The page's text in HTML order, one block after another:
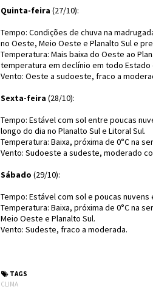
Quinta-feira (27/10):
Tempo: Condições de chuva na
no Oeste, Meio Oeste e Planalto Sul e
Temperatura: Mais baixa do Oeste ao
temperatura em declínio em todo Estado
Vento: Oeste a sudoeste, fraco a
Sexta-feira (28/10):
Tempo: Estável com sol entre poucas
longo do dia no Planalto Sul e Litoral Sul.
Temperatura: Baixa, próxima de 0°C na
Vento: Sudoeste a sudeste, moderado
Sábado (29/10):
Tempo: Estável com sol e poucas nuvens
Temperatura: Baixa, próxima de 0°C na
Meio Oeste e Planalto Sul.
Vento: Sudeste, fraco a moderada.
TAGS
CLIMA